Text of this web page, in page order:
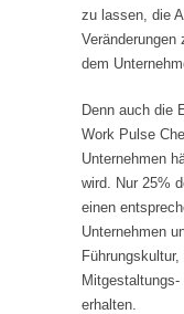
zu lassen, die
dem
Denn auch die
Work Pulse
Unternehmen
wird. Nur 25%
einen
Unternehmen
erhalten.